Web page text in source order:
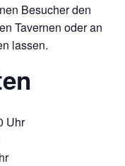
Besucher den
Tavernen oder an
lassen.
Uhr